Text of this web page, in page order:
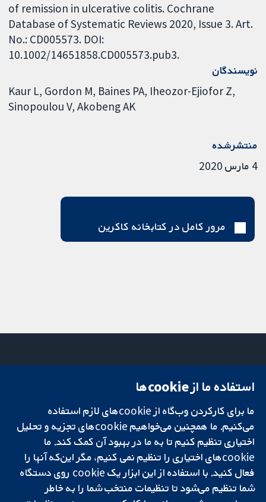
of remission in ulcerative colitis. Cochrane
Database of Systematic Reviews 2020, Issue 3. Art.
No.: CD005573. DOI:
10.1002/14651858.CD005573.pub3.
نویسندگان
Kaur L Gordon M Baines PA Iheozor-Ejiofor Z
Sinopoulou V Akobeng AK
منتشرشده
4 مارس 2020
مرور کامل در کتابخانه کاکرین
تحقیقات قابل
اعتماد.
تصمیم‌گیری آگاهانه.
سلامت بهتر.
میدان کاوندیش
لندن
W1G 0AN
بریتانیا
دفتر رسانه‌ای
درباره ما
فرصت‌های
شغلی
Cochrane
Library
استفاده ما از cookie‌ها
ما برای کارکردن وب‌گاه از cookie‌های لازم استفاده
می‌کنیم. ما همچنین می‌خواهیم cookie‌های تجزیه و تحلیل
اختیاری تنظیم کنیم تا به ما در بهبود آن کمک کند. ما
cookie‌های اختیاری را تنظیم نمی کنیم، مگر این‌که آنها را
فعال کنید. با استفاده از این ابزار یک cookie‌ روی دستگاه
شما تنظیم می‌شود تا تنظیمات منتخب شما را به خاطر